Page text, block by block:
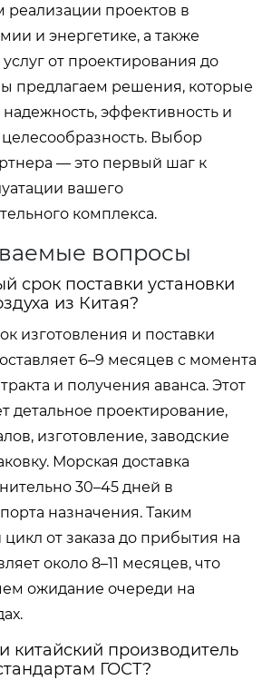
проектов в
и энергетике, а также
от проектирования до
предлагаем решения, которые
эффективность и
Выбор
— это первый шаг к
вашего
комплекса.
вопросы
срок поставки установки
из Китая?
изготовления и поставки
6–9 месяцев с момента
и получения аванса. Этот
детальное проектирование,
изготовление, заводские
Морская доставка
30–45 дней в
назначения. Таким
от заказа до прибытия на
около 8–11 месяцев, что
ожидание очереди на
китайский производитель
ГОСТ?